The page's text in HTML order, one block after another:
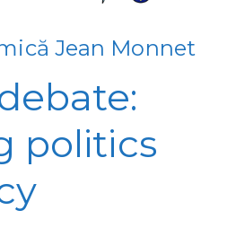
Jean Monnet
politics